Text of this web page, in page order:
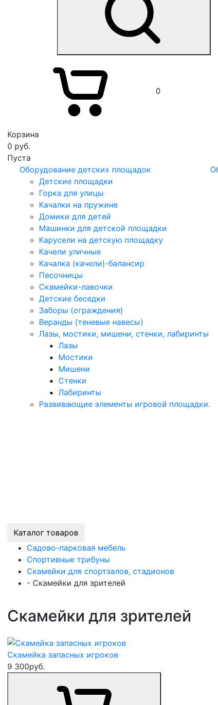
0
Корзина
0 руб.
Пуста
Оборудование детских площадок
Детские площадки
Горка для улицы
Качалки на пружине
Домики для детей
Машинки для детской площадки
Карусели на детскую площадку
Качели уличные
Качалка (качели)-балансир
Песочницы
Скамейки-лавочки
Детские беседки
Заборы (ограждения)
Веранды (теневые навесы)
Лазы, мостики, мишени, стенки, лабиринты
Лазы
Мостики
Мишени
Стенки
Лабиринты
Развивающие элементы игровой площадки.
Каталог товаров
Садово-парковая мебель
Спортивные трибуны
Скамейки для спортзалов, стадионов
- Скамейки для зрителей
Скамейки для зрителей
Скамейка запасных игроков
9 300руб.